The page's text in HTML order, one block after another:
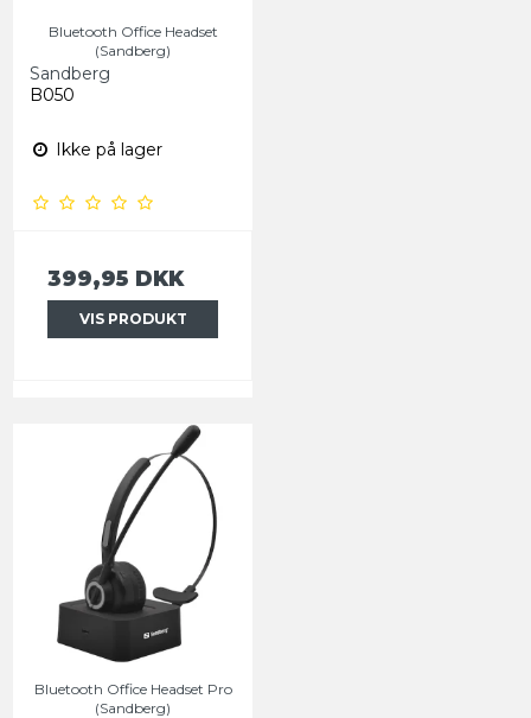
Bluetooth Office Headset
(Sandberg)
Sandberg
B050
Ikke på lager
399,95 DKK
VIS PRODUKT
Bluetooth Office Headset Pro
(Sandberg)